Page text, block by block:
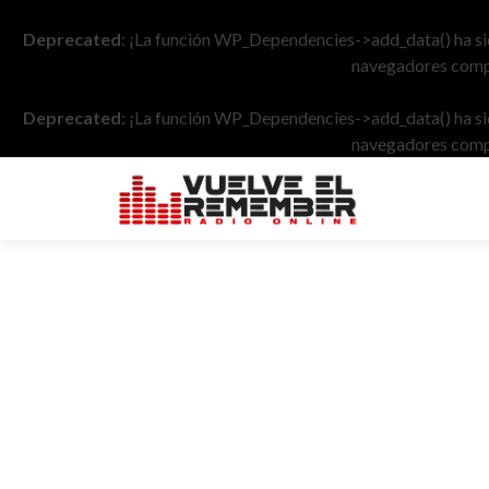
Deprecated: ¡La función WP_Dependencies->add_data() ha
navegadores
Deprecated: ¡La función WP_Dependencies->add_data() ha
navegadores